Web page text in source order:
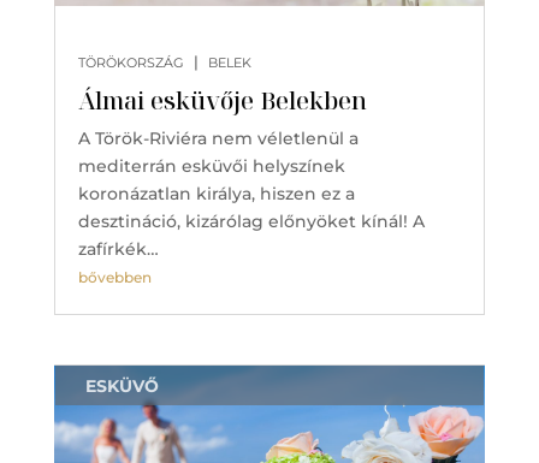
Álmai esküvője Belekben
TÖRÖKORSZÁG | BELEK
A Török-Riviéra nem véletlenül a
mediterrán esküvői helyszínek
koronázatlan királya, hiszen ez a
desztináció, kizárólag előnyöket kínál! A
zafírkék…
bővebben
ESKÜVŐ